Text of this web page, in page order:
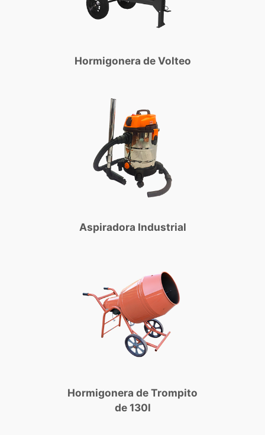
Hormigonera de Volteo
Aspiradora Industrial
Hormigonera de Trompito
de 130l